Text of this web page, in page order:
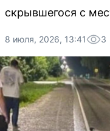
скрывшегося с
8 июля, 2026, 13:41 3